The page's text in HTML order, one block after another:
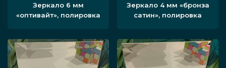
Зеркало 6 мм
«оптивайт», полировка
Зеркало 4 мм «бронза
сатин», полировка